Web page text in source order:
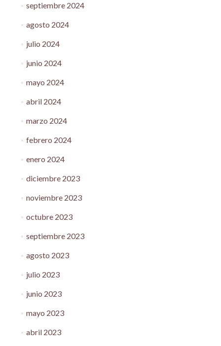
septiembre 2024
agosto 2024
julio 2024
junio 2024
mayo 2024
abril 2024
marzo 2024
febrero 2024
enero 2024
diciembre 2023
noviembre 2023
octubre 2023
septiembre 2023
agosto 2023
julio 2023
junio 2023
mayo 2023
abril 2023